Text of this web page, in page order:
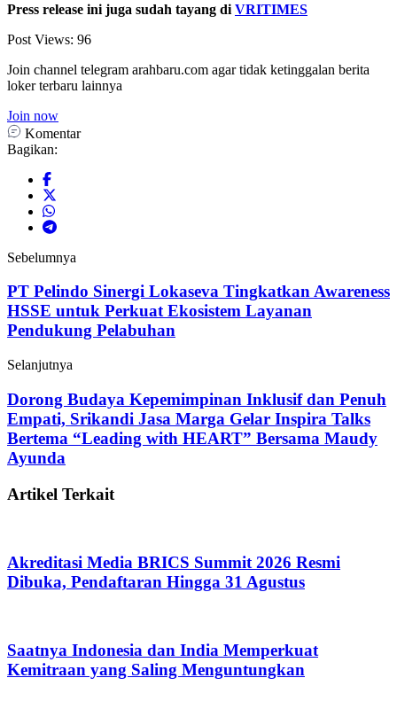
Press release ini juga sudah tayang di VRITIMES
Post Views: 96
Join channel telegram arahbaru.com agar tidak ketinggalan berita
loker terbaru lainnya
Join now
Komentar
Bagikan:
Sebelumnya
PT Pelindo Sinergi Lokaseva Tingkatkan Awareness
HSSE untuk Perkuat Ekosistem Layanan
Pendukung Pelabuhan
Selanjutnya
Dorong Budaya Kepemimpinan Inklusif dan Penuh
Empati, Srikandi Jasa Marga Gelar Inspira Talks
Bertema “Leading with HEART” Bersama Maudy
Ayunda
Artikel Terkait
Akreditasi Media BRICS Summit 2026 Resmi
Dibuka, Pendaftaran Hingga 31 Agustus
Saatnya Indonesia dan India Memperkuat
Kemitraan yang Saling Menguntungkan